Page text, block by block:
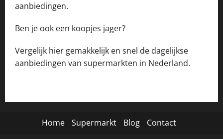
aanbiedingen.
Ben je ook een koopjes jager?
Vergelijk hier gemakkelijk en snel de dagelijkse
aanbiedingen van supermarkten in Nederland.
Home Supermarkt Blog Contact